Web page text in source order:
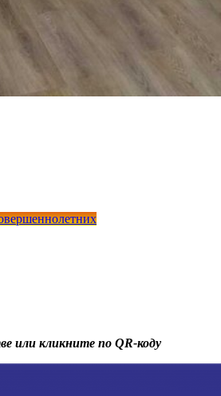
или кликните по QR-коду